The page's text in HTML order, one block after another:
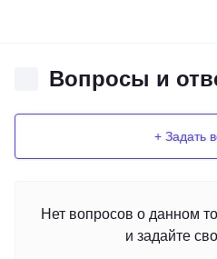
Вопросы и
+ Задать
Нет вопросов о данном
и задайте